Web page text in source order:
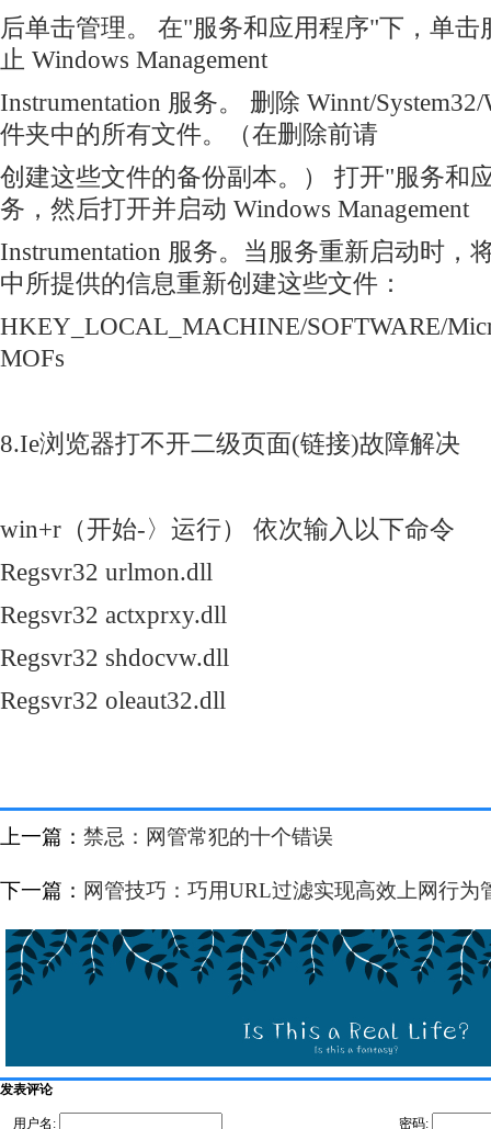
后单击管理。 在"服务和应用程序"下，单击
止 Windows Management
Instrumentation 服务。 删除 Winnt/
件夹中的所有文件。（在删除前请
创建这些文件的备份副本。） 打开"服务和
务，然后打开并启动 Windows Management
Instrumentation 服务。当服务重新启动时，
中所提供的信息重新创建这些文件：
HKEY_LOCAL_MACHINE/SOFTWARE/
MOFs
8.Ie浏览器打不开二级页面(链接)故障解决
win+r（开始-〉运行） 依次输入以下命令
Regsvr32 urlmon.dll
Regsvr32 actxprxy.dll
Regsvr32 shdocvw.dll
Regsvr32 oleaut32.dll
上一篇： 禁忌：网管常犯的十个错误
下一篇： 网管技巧：巧用URL过滤实现高效上网行为
发表评论
用户名: 密码: